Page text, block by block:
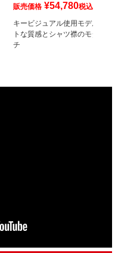
販売価格 ¥54,780税込
キービジュアル使用モデル。マッ
トな質感とシャツ襟のモダンマッ
チ